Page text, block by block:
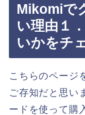
Mikomiで
い理由１
いかをチ
こちらのページ
ご存知だと思い
ードを使って購